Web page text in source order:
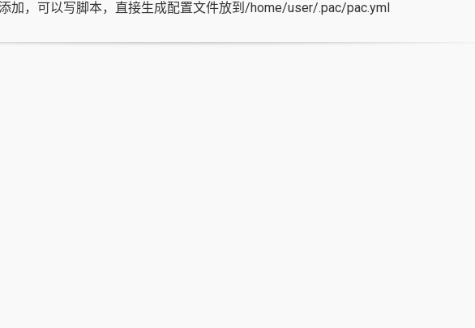
加，可以写脚本，直接生成配置文件放到/home/user/.pac/pac.yml